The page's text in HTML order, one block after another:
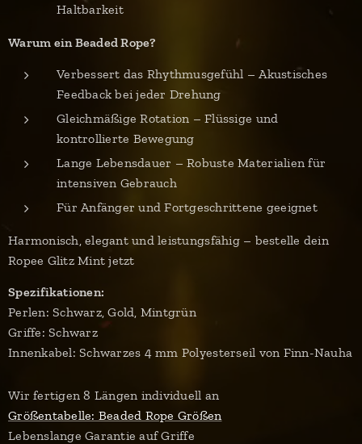
Haltbarkeit
Warum ein Beaded Rope?
Verbessert das Rhythmusgefühl – Akustisches
Feedback bei jeder Drehung
Gleichmäßige Rotation – Flüssige und
kontrollierte Bewegung
Lange Lebensdauer – Robuste Materialien für
intensiven Gebrauch
Für Anfänger und Fortgeschrittene geeignet
Harmonisch, elegant und leistungsfähig – bestelle dein
Ropee Glitz Mint jetzt
Spezifikationen:
Perlen: Schwarz, Gold, Mintgrün
Griffe: Schwarz
Innenkabel: Schwarzes 4 mm Polyesterseil von Finn-Nauha
Wir fertigen 8 Längen individuell an
Größentabelle: Beaded Rope Größen
Lebenslange Garantie auf Griffe